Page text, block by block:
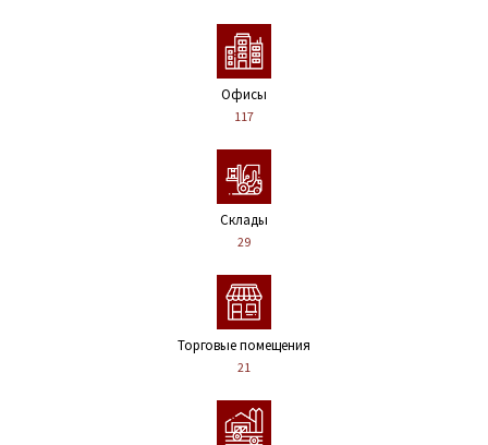
Офисы
117
Склады
29
Торговые помещения
21